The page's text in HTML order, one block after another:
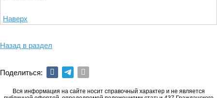
Наверх
Назад в раздел
Поделиться:
Вся информация на сайте носит справочный характер и не является